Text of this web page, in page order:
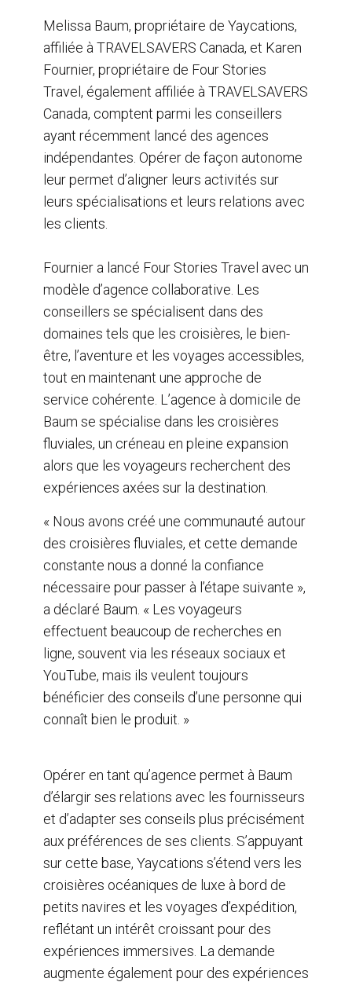
Melissa Baum, propriétaire de Yaycations,
affiliée à TRAVELSAVERS Canada, et Karen
Fournier, propriétaire de Four Stories
Travel, également affiliée à TRAVELSAVERS
Canada, comptent parmi les conseillers
ayant récemment lancé des agences
indépendantes. Opérer de façon autonome
leur permet d’aligner leurs activités sur
leurs spécialisations et leurs relations avec
les clients.
Fournier a lancé Four Stories Travel avec un
modèle d’agence collaborative. Les
conseillers se spécialisent dans des
domaines tels que les croisières, le bien-
être, l’aventure et les voyages accessibles,
tout en maintenant une approche de
service cohérente. L’agence à domicile de
Baum se spécialise dans les croisières
fluviales, un créneau en pleine expansion
alors que les voyageurs recherchent des
expériences axées sur la destination.
« Nous avons créé une communauté autour
des croisières fluviales, et cette demande
constante nous a donné la confiance
nécessaire pour passer à l’étape suivante »,
a déclaré Baum. « Les voyageurs
effectuent beaucoup de recherches en
ligne, souvent via les réseaux sociaux et
YouTube, mais ils veulent toujours
bénéficier des conseils d’une personne qui
connaît bien le produit. »
Opérer en tant qu’agence permet à Baum
d’élargir ses relations avec les fournisseurs
et d’adapter ses conseils plus précisément
aux préférences de ses clients. S’appuyant
sur cette base, Yaycations s’étend vers les
croisières océaniques de luxe à bord de
petits navires et les voyages d’expédition,
reflétant un intérêt croissant pour des
expériences immersives. La demande
augmente également pour des expériences